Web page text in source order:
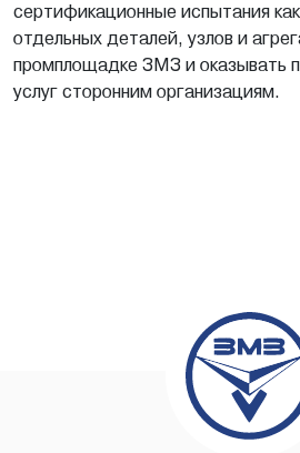
сертификационные испытания
отдельных деталей, узлов и
промплощадке ЗМЗ и оказывать
услуг сторонним организациям.